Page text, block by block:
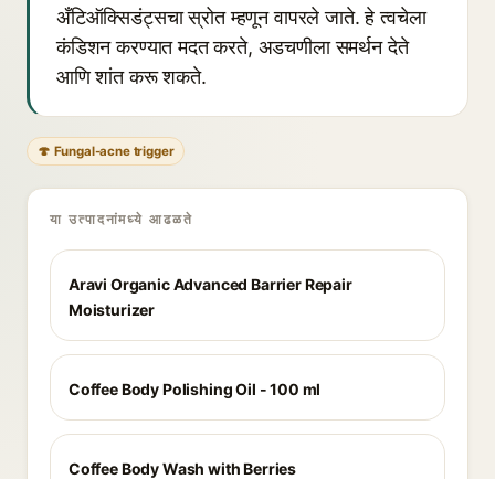
अँटिऑक्सिडंट्सचा स्रोत म्हणून वापरले जाते. हे त्वचेला
कंडिशन करण्यात मदत करते, अडचणीला समर्थन देते
आणि शांत करू शकते.
🍄 Fungal-acne trigger
या उत्पादनांमध्ये आढळते
Aravi Organic Advanced Barrier Repair
Moisturizer
Coffee Body Polishing Oil - 100 ml
Coffee Body Wash with Berries